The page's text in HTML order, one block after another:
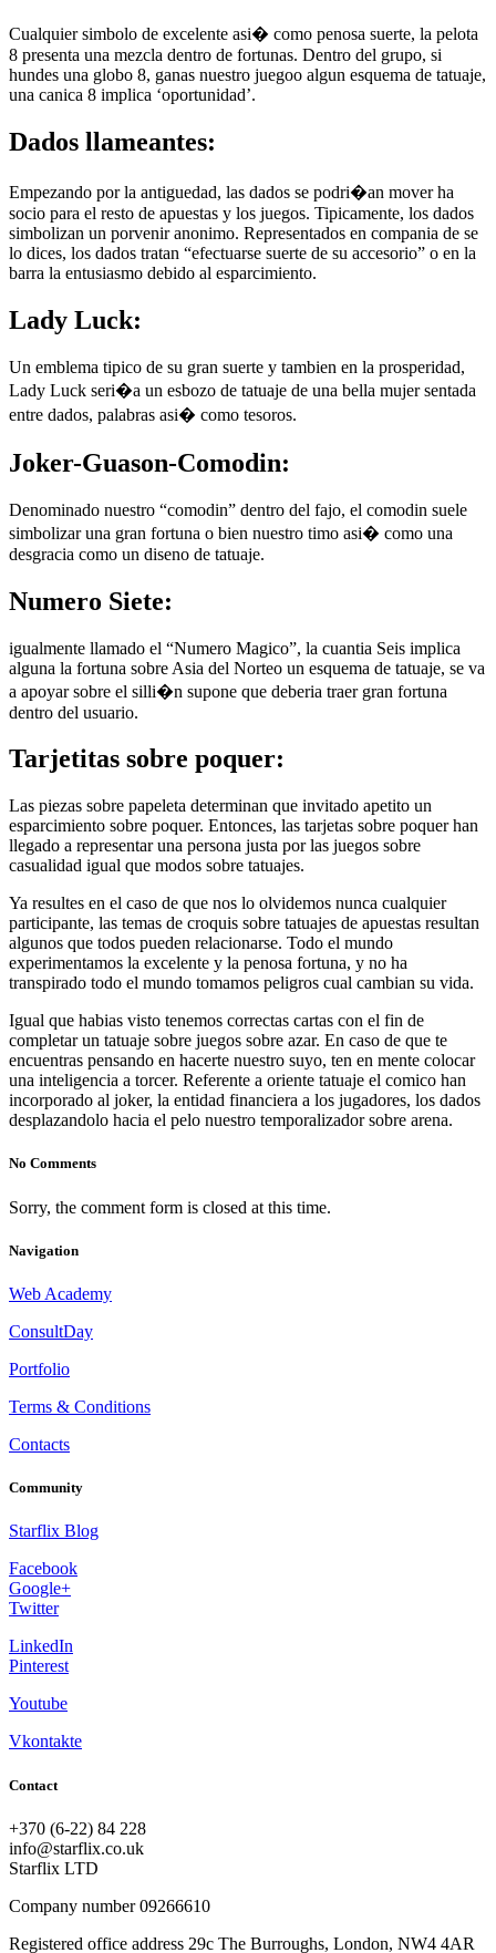
Cualquier simbolo de excelente asi� como penosa suerte, la pelota
8 presenta una mezcla dentro de fortunas. Dentro del grupo, si
hundes una globo 8, ganas nuestro juegoo algun esquema de tatuaje,
una canica 8 implica ‘oportunidad’.
Dados llameantes:
Empezando por la antiguedad, las dados se podri�an mover ha
socio para el resto de apuestas y los juegos. Tipicamente, los dados
simbolizan un porvenir anonimo. Representados en compania de se
lo dices, los dados tratan “efectuarse suerte de su accesorio” o en la
barra la entusiasmo debido al esparcimiento.
Lady Luck:
Un emblema tipico de su gran suerte y tambien en la prosperidad,
Lady Luck seri�a un esbozo de tatuaje de una bella mujer sentada
entre dados, palabras asi� como tesoros.
Joker-Guason-Comodin:
Denominado nuestro “comodin” dentro del fajo, el comodin suele
simbolizar una gran fortuna o bien nuestro timo asi� como una
desgracia como un diseno de tatuaje.
Numero Siete:
igualmente llamado el “Numero Magico”, la cuantia Seis implica
alguna la fortuna sobre Asia del Norteo un esquema de tatuaje, se va
a apoyar sobre el silli�n supone que deberia traer gran fortuna
dentro del usuario.
Tarjetitas sobre poquer:
Las piezas sobre papeleta determinan que invitado apetito un
esparcimiento sobre poquer. Entonces, las tarjetas sobre poquer han
llegado a representar una persona justa por las juegos sobre
casualidad igual que modos sobre tatuajes.
Ya resultes en el caso de que nos lo olvidemos nunca cualquier
participante, las temas de croquis sobre tatuajes de apuestas resultan
algunos que todos pueden relacionarse. Todo el mundo
experimentamos la excelente y la penosa fortuna, y no ha
transpirado todo el mundo tomamos peligros cual cambian su vida.
Igual que habias visto tenemos correctas cartas con el fin de
completar un tatuaje sobre juegos sobre azar. En caso de que te
encuentras pensando en hacerte nuestro suyo, ten en mente colocar
una inteligencia a torcer. Referente a oriente tatuaje el comico han
incorporado al joker, la entidad financiera a los jugadores, los dados
desplazandolo hacia el pelo nuestro temporalizador sobre arena.
No Comments
Sorry, the comment form is closed at this time.
Navigation
Web Academy
ConsultDay
Portfolio
Terms & Conditions
Contacts
Community
Starflix Blog
Facebook
Google+
Twitter
LinkedIn
Pinterest
Youtube
Vkontakte
Contact
+370 (6-22) 84 228
info@starflix.co.uk
Starflix LTD
Company number 09266610
Registered office address 29c The Burroughs, London, NW4 4AR